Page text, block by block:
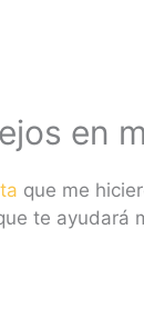
en
que me
te ayudará